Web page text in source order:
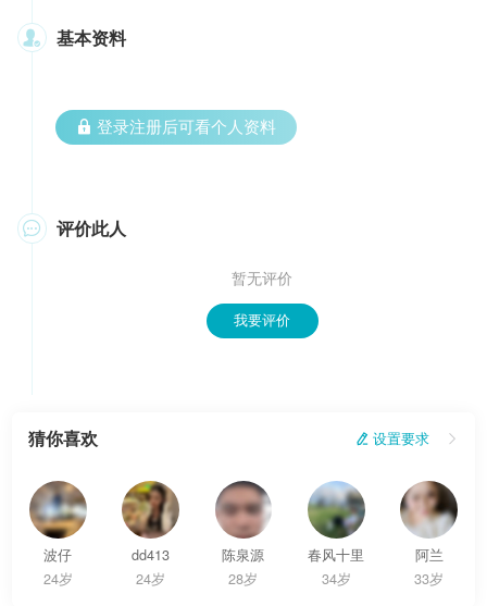
 基本资料
 登录注册后可看个人资料
 评价此人
暂无评价
我要评价
猜你喜欢  设置要求 
波仔
24岁
dd413
24岁
陈泉源
28岁
春风十里
34岁
阿兰
33岁